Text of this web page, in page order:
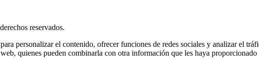
reservados.
personalizar el contenido, ofrecer funciones de redes sociales y analizar el
quienes pueden combinarla con otra información que les haya